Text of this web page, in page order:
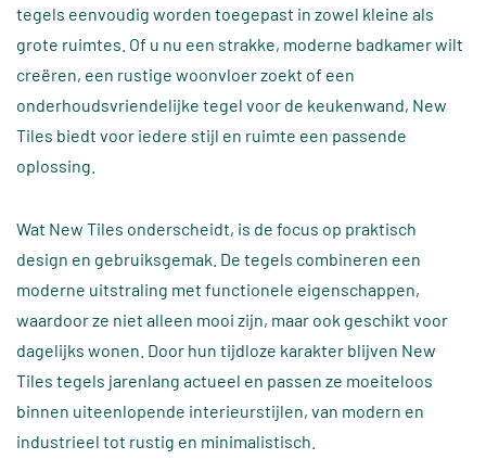
tegels eenvoudig worden toegepast in zowel kleine als
grote ruimtes. Of u nu een strakke, moderne badkamer wilt
creëren, een rustige woonvloer zoekt of een
onderhoudsvriendelijke tegel voor de keukenwand, New
Tiles biedt voor iedere stijl en ruimte een passende
oplossing.
Wat New Tiles onderscheidt, is de focus op praktisch
design en gebruiksgemak. De tegels combineren een
moderne uitstraling met functionele eigenschappen,
waardoor ze niet alleen mooi zijn, maar ook geschikt voor
dagelijks wonen. Door hun tijdloze karakter blijven New
Tiles tegels jarenlang actueel en passen ze moeiteloos
binnen uiteenlopende interieurstijlen, van modern en
industrieel tot rustig en minimalistisch.